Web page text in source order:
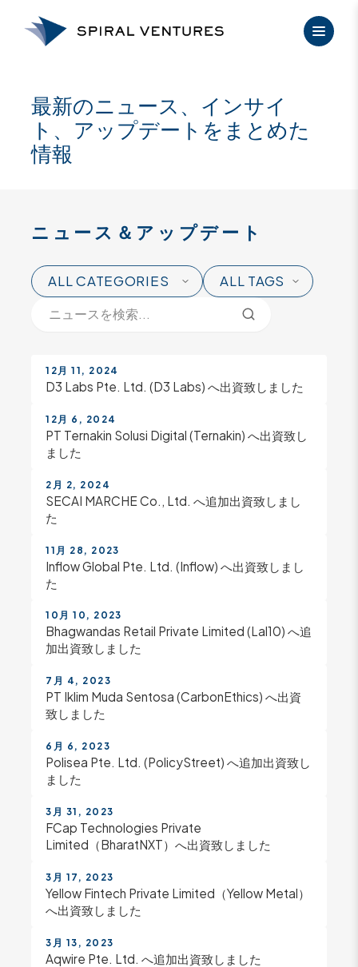
最新のニュース、インサイ
ト、アップデートをまとめた
情報
ニュース＆アップデート
12月 11, 2024
D3 Labs Pte. Ltd. (D3 Labs) へ出資致しました
12月 6, 2024
PT Ternakin Solusi Digital (Ternakin) へ出資致し
ました
2月 2, 2024
SECAI MARCHE Co., Ltd. へ追加出資致しまし
た
11月 28, 2023
Inflow Global Pte. Ltd. (Inflow) へ出資致しまし
た
10月 10, 2023
Bhagwandas Retail Private Limited (Lal10) へ追
加出資致しました
7月 4, 2023
PT Iklim Muda Sentosa (CarbonEthics) へ出資
致しました
6月 6, 2023
Polisea Pte. Ltd. (PolicyStreet) へ追加出資致し
ました
3月 31, 2023
FCap Technologies Private
Limited（BharatNXT）へ出資致しました
3月 17, 2023
Yellow Fintech Private Limited（Yellow Metal）
へ出資致しました
3月 13, 2023
Aqwire Pte. Ltd. へ追加出資致しました